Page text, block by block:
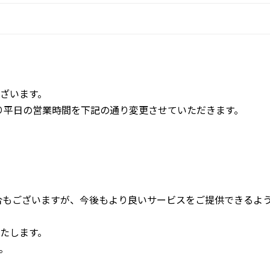
います。
日の営業時間を下記の通り変更させていただきます。
ございますが、 今後もより良いサービスをご提供できるよ
します。